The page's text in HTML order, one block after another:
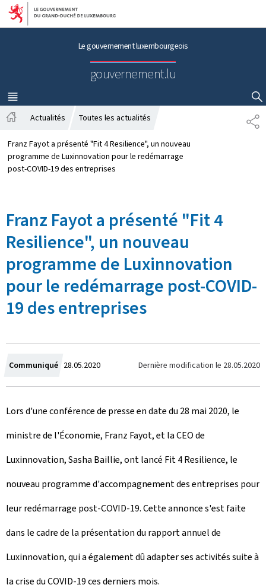
Aller au menu principal
Aller au contenu
Le gouvernement luxembourgeois
gouvernement.lu
MENU
PRINCIPAL
AFFICHER / MASQUER LA RECHERCHE
P
A
c
c
u
Actualités Toutes les actualités
Franz Fayot a présenté "Fit 4 Resilience", un nouveau
programme de Luxinnovation pour le redémarrage
post-COVID-19 des entreprises
Franz Fayot a présenté "Fit 4
Resilience", un nouveau
programme de Luxinnovation
pour le redémarrage post-COVID-
19 des entreprises
Communiqué C
r
é
e
l
e
28.05.2020 Dernière modification le 28.05.2020
Lors d'une conférence de presse en date du 28 mai 2020, le
ministre de l'Économie, Franz Fayot, et la CEO de
Luxinnovation, Sasha Baillie, ont lancé Fit 4 Resilience, le
nouveau programme d'accompagnement des entreprises pour
leur redémarrage post-COVID-19. Cette annonce s'est faite
dans le cadre de la présentation du rapport annuel de
Luxinnovation, qui a également dû adapter ses activités suite à
la crise du COVID-19 ces derniers mois.